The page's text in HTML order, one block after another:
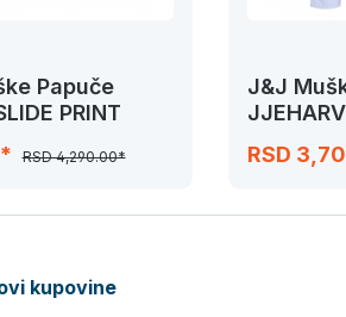
Papuče
PRINT
RSD 4,290.00*
J&J
RSD
kupovine